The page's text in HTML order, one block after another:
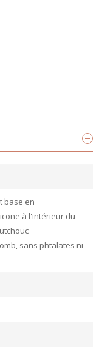
base en
à l'intérieur du
sans phtalates ni